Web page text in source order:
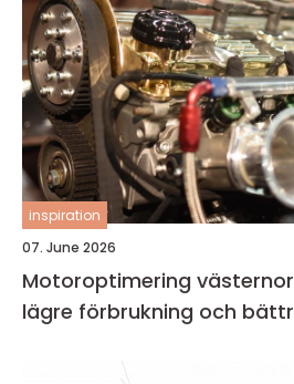
inspiration
07. June 2026
Motoroptimering västernorrland
lägre förbrukning och